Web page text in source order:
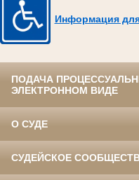
Информация
ПОДАЧА
ЭЛЕКТРОННОМ ВИДЕ
О СУДЕ
СУДЕЙСКОЕ